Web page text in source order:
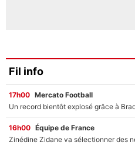
Fil info
17h00 Mercato Football
16h00 Équipe de France